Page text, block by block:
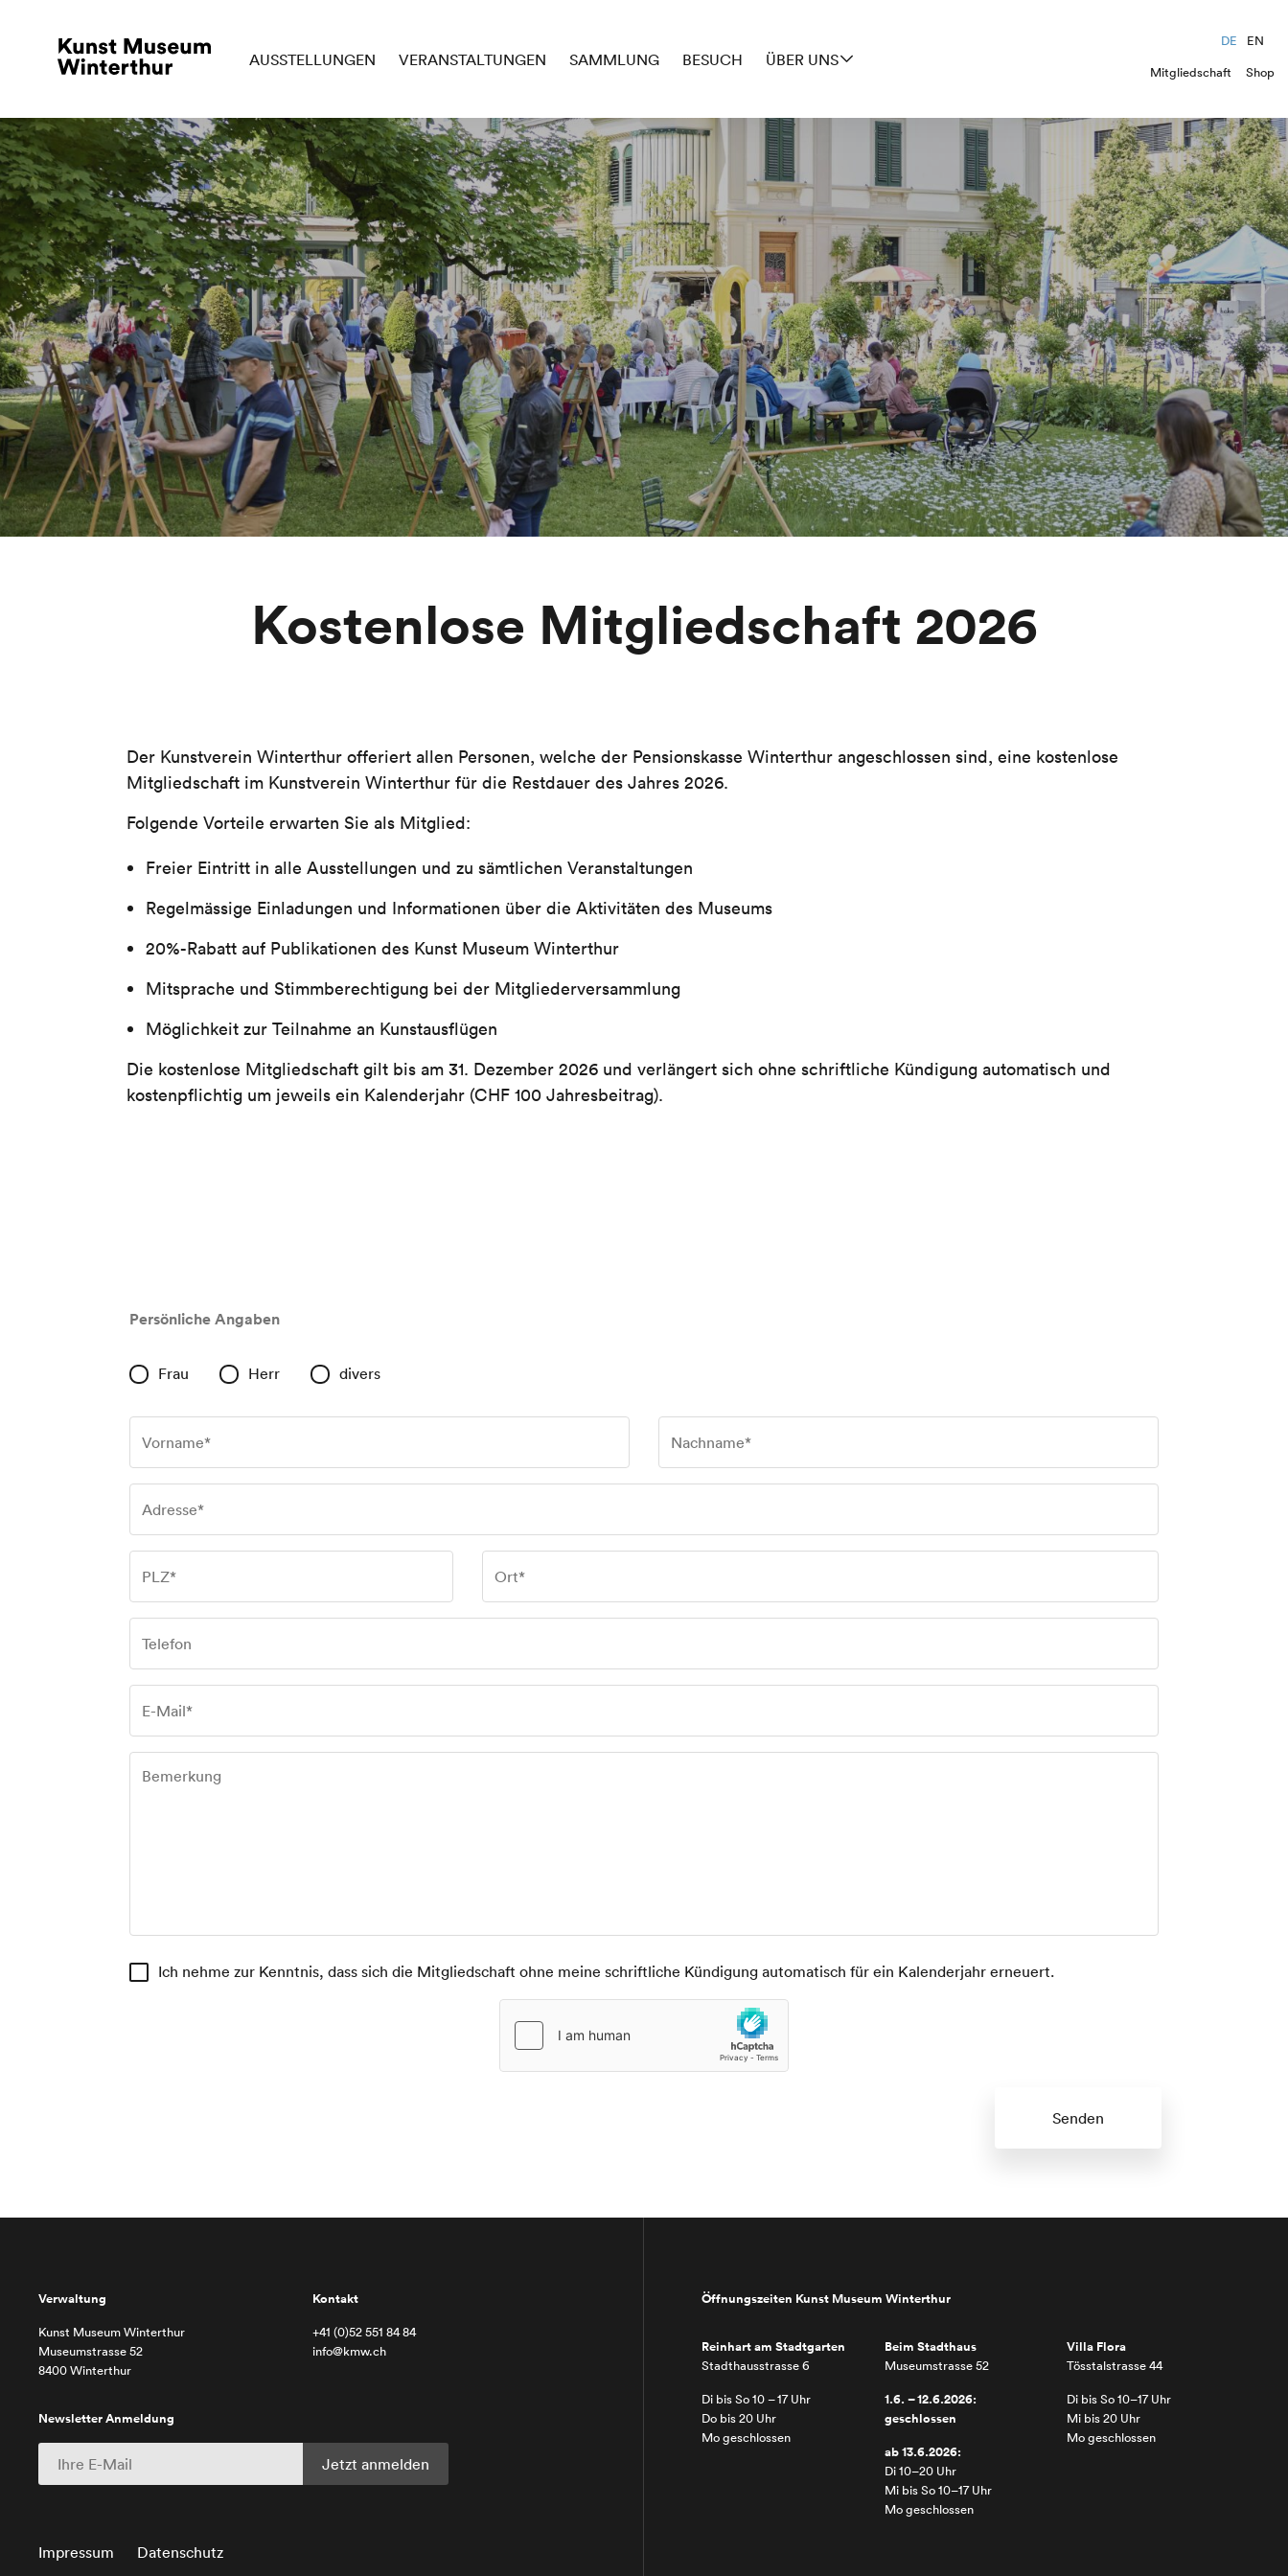
AUSSTELLUNGEN VERANSTALTUNGEN SAMMLUNG BESUCH ÜBER UNS
DE
EN
Mitgliedschaft
Shop
Kostenlose Mitgliedschaft 2026
Der Kunstverein Winterthur offeriert allen Personen, welche der Pensionskasse Winterthur angeschlossen sind, eine kostenlose
Mitgliedschaft im Kunstverein Winterthur für die Restdauer des Jahres 2026.
Folgende Vorteile erwarten Sie als Mitglied:
Freier Eintritt in alle Ausstellungen und zu sämtlichen Veranstaltungen
Regelmässige Einladungen und Informationen über die Aktivitäten des Museums
20%-Rabatt auf Publikationen des Kunst Museum Winterthur
Mitsprache und Stimmberechtigung bei der Mitgliederversammlung
Möglichkeit zur Teilnahme an Kunstausflügen
Die kostenlose Mitgliedschaft gilt bis am 31. Dezember 2026 und verlängert sich ohne schriftliche Kündigung automatisch und
kostenpflichtig um jeweils ein Kalenderjahr (CHF 100 Jahresbeitrag).
Persönliche Angaben
Frau Herr divers
Ich nehme zur Kenntnis, dass sich die Mitgliedschaft ohne meine schriftliche Kündigung automatisch für ein Kalenderjahr erneuert.
Senden
Verwaltung
Kunst Museum Winterthur
Museumstrasse 52
8400 Winterthur
Kontakt
+41 (0)52 551 84 84
info@kmw.ch
Newsletter Anmeldung
Impressum Datenschutz
Öffnungszeiten Kunst Museum Winterthur
Reinhart am Stadtgarten
Stadthausstrasse 6
Di bis So 10 – 17 Uhr
Do bis 20 Uhr
Mo geschlossen
Beim Stadthaus
Museumstrasse 52
1.6. – 12.6.2026:
geschlossen
ab 13.6.2026:
Di 10–20 Uhr
Mi bis So 10–17 Uhr
Mo geschlossen
Villa Flora
Tösstalstrasse 44
Di bis So 10–17 Uhr
Mi bis 20 Uhr
Mo geschlossen